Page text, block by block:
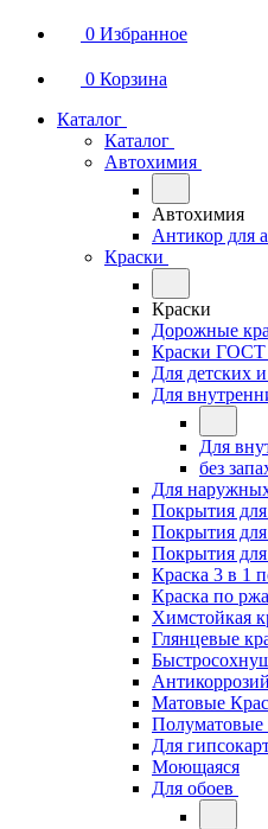
0 Избранное
0 Корзина
Каталог
Каталог
Автохимия
Автохимия
Антикор для
Краски
Краски
Дорожные
Краски
Для детских
Для
Для
без
Для
Покрытия
Покрытия для
Покрытия для
Краска 3 в 1
Краска по
Химстойкая
Глянцевые
Матовые
Полуматовые
Для
Моющаяся
Для обоев